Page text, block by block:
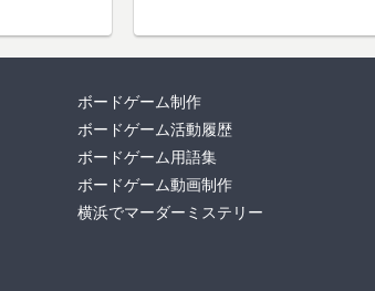
ボードゲーム制作
ボードゲーム活動履歴
ボードゲーム用語集
ボードゲーム動画制作
横浜でマーダーミステリー